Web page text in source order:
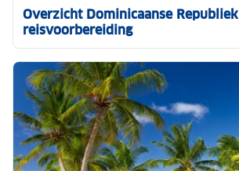
Overzicht Dominicaanse Republiek
reisvoorbereiding